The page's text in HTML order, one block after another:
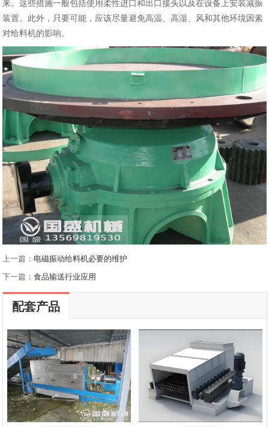
来。这些措施一般包括使用柔性进口和出口接头以及在设备上安装减振
装置。此外，只要可能，应该尽量避免高温、高湿、风和其他环境因素
对给料机的影响。
上一篇： 电磁振动给料机必要的维护
下一篇：食品输送行业应用
配套产品